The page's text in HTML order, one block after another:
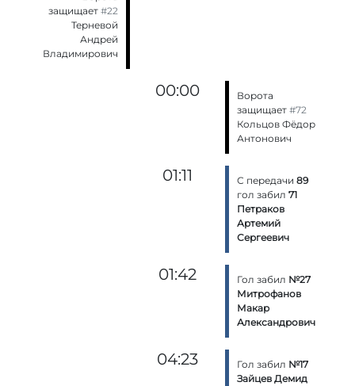
защищает#22
Терневой
Андрей
Владимирович
00:00
Ворота
защищает #72
Кольцов Фёдор
Антонович
01:11 С передачи 89
гол забил 71
Петраков
Артемий
Сергеевич
01:42 Гол забил №27
Митрофанов
Макар
Александрович
04:23 Гол забил №17
Зайцев Демид